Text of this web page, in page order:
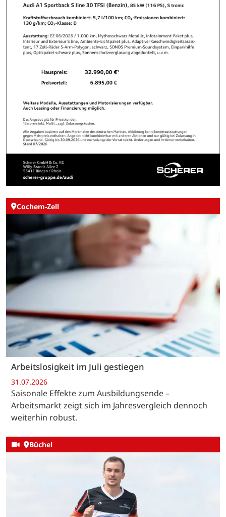
Cochem-Zell
Arbeitslosigkeit im Juli gestiegen
31.07.2026
Saisonale Effekte zum Ausbildungsende –
Arbeitsmarkt zeigt sich im Jahresvergleich dennoch
weiterhin robust.
Büchel